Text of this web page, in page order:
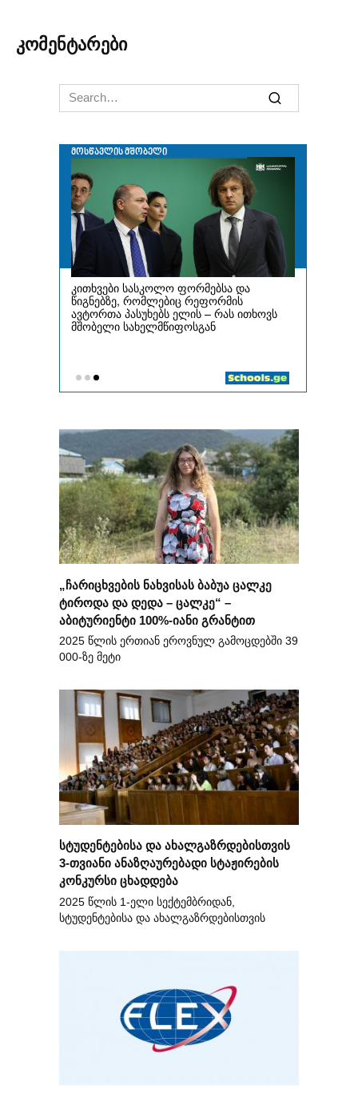
კომენტარები
Search
for:
„ჩარიცხვების ნახვისას ბაბუა ცალკე
ტიროდა და დედა – ცალკე“ –
აბიტურიენტი 100%-იანი გრანტით
2025 წლის ერთიან ეროვნულ გამოცდებში 39
000-ზე მეტი
სტუდენტებისა და ახალგაზრდებისთვის
3-თვიანი ანაზღაურებადი სტაჟირების
კონკურსი ცხადდება
2025 წლის 1-ელი სექტემბრიდან,
სტუდენტებისა და ახალგაზრდებისთვის